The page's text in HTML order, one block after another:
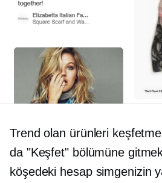
Trend olan ürünleri
da "Keşfet" bölümüne
köşedeki hesap simgenizin